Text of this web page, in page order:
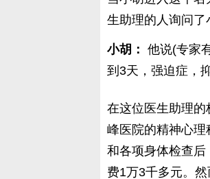
生助理的人询问了
小胡： 他说(专家
到3天，强迫症，
在这位医生助理
峰医院的精神心
和各项身体检查
费1万3千多元。